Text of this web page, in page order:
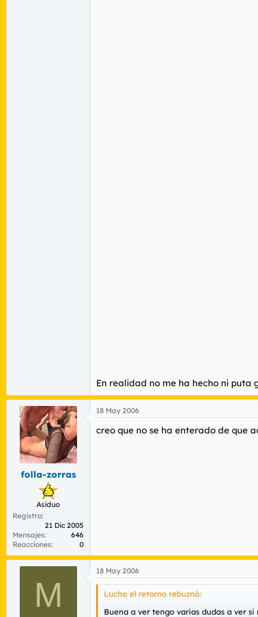
En realidad no me ha hecho ni puta
folla-zorras
Asiduo
Registro
21 Dic 2005
Mensajes
646
Reacciones
0
18 May 2006
creo que no se ha enterado de que
M
18 May 2006
Lucho el retorno rebuznó:
Buena a ver tengo varias dudas a ver